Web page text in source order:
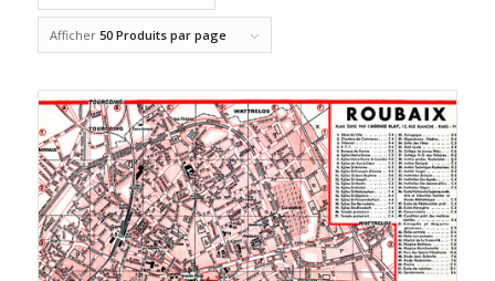
Afficher 50 Produits par page